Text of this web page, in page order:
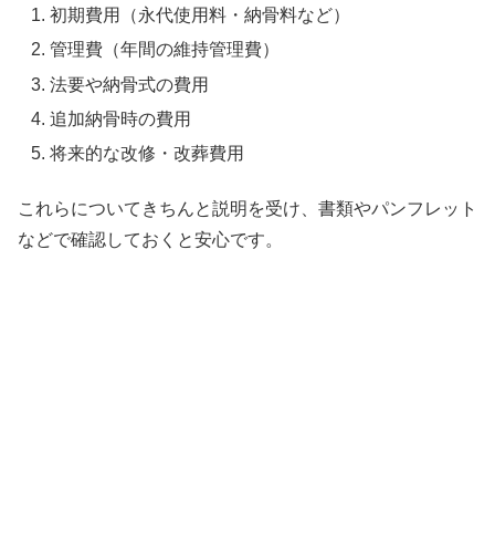
初期費用（永代使用料・納骨料など）
管理費（年間の維持管理費）
法要や納骨式の費用
追加納骨時の費用
将来的な改修・改葬費用
これらについてきちんと説明を受け、書類やパンフレット
などで確認しておくと安心です。